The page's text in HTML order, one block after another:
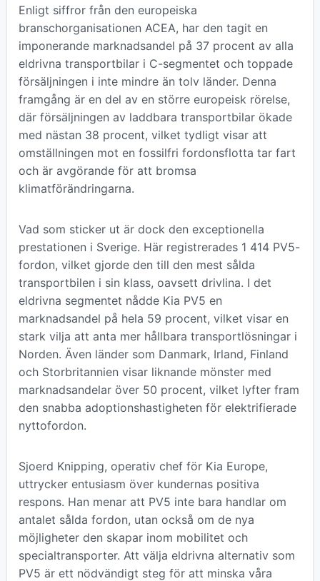
Enligt siffror från den europeiska
branschorganisationen ACEA, har den tagit en
imponerande marknadsandel på 37 procent av alla
eldrivna transportbilar i C-segmentet och toppade
försäljningen i inte mindre än tolv länder. Denna
framgång är en del av en större europeisk rörelse,
där försäljningen av laddbara transportbilar ökade
med nästan 38 procent, vilket tydligt visar att
omställningen mot en fossilfri fordonsflotta tar fart
och är avgörande för att bromsa
klimatförändringarna.
Vad som sticker ut är dock den exceptionella
prestationen i Sverige. Här registrerades 1 414 PV5-
fordon, vilket gjorde den till den mest sålda
transportbilen i sin klass, oavsett drivlina. I det
eldrivna segmentet nådde Kia PV5 en
marknadsandel på hela 59 procent, vilket visar en
stark vilja att anta mer hållbara transportlösningar i
Norden. Även länder som Danmark, Irland, Finland
och Storbritannien visar liknande mönster med
marknadsandelar över 50 procent, vilket lyfter fram
den snabba adoptionshastigheten för elektrifierade
nyttofordon.
Sjoerd Knipping, operativ chef för Kia Europe,
uttrycker entusiasm över kundernas positiva
respons. Han menar att PV5 inte bara handlar om
antalet sålda fordon, utan också om de nya
möjligheter den skapar inom mobilitet och
specialtransporter. Att välja eldrivna alternativ som
PV5 är ett nödvändigt steg för att minska våra